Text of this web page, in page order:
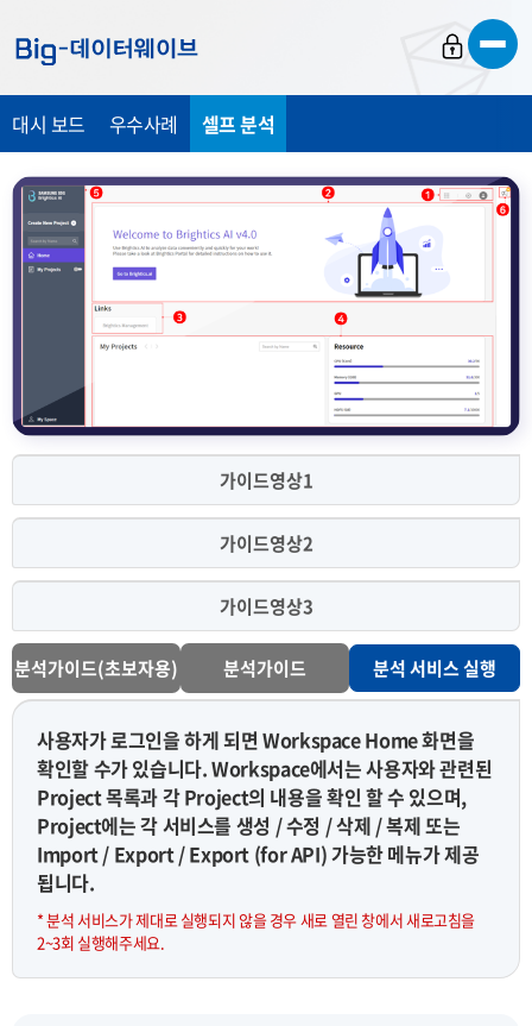
가
가
가
대시 보드 우수사례 셀프 분석
가이드영상1
가이드영상2
가이드영상3
분석가이드(초보자용) 분석가이드 분석 서비스 실행
사용자가 로그인을 하게 되면 Workspace Home 화면을
확인할 수가 있습니다. Workspace에서는 사용자와 관련된
Project 목록과 각 Project의 내용을 확인 할 수 있으며,
Project에는 각 서비스를 생성 / 수정 / 삭제 / 복제 또는
Import / Export / Export (for API) 가능한 메뉴가 제공
됩니다.
* 분석 서비스가 제대로 실행되지 않을 경우 새로 열린 창에서 새로고침을
2~3회 실행해주세요.